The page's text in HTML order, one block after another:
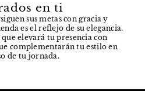
en ti
sus metas con gracia y
es el reflejo de su elegancia.
elevará tu presencia con
complementarán tu estilo en
de tu jornada.